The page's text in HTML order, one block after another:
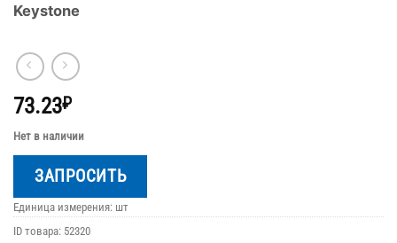
Keystone
73.23₽
Нет в наличии
ЗАПРОСИТЬ
Единица измерения: шт
ID товара: 52320